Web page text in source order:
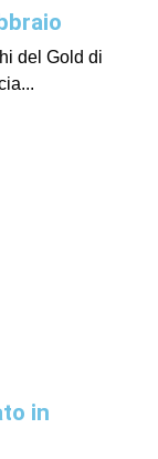
del Gold di
in